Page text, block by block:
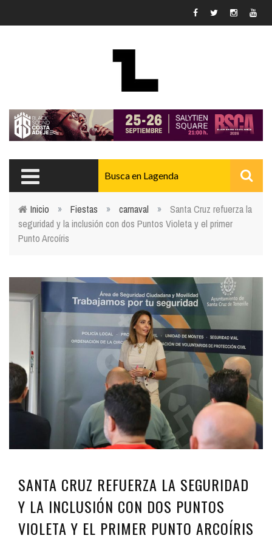
Usted está aquí
Inicio » Fiestas » carnaval »
Santa Cruz refuerza la
seguridad y la inclusión con dos Puntos Violeta y el primer
Punto Arcoíris
SANTA CRUZ REFUERZA LA SEGURIDAD
Y LA INCLUSIÓN CON DOS PUNTOS
VIOLETA Y EL PRIMER PUNTO ARCOÍRIS